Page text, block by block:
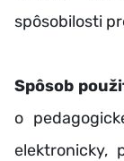
spôsobilosti
Spôsob
o
elektronicky,